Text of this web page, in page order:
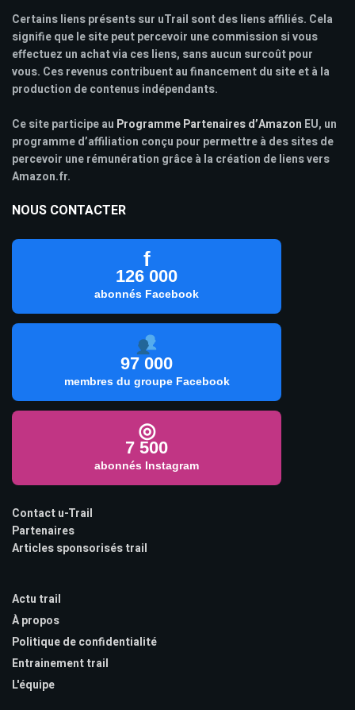
Certains liens présents sur uTrail sont des liens affiliés. Cela
signifie que le site peut percevoir une commission si vous
effectuez un achat via ces liens, sans aucun surcoût pour
vous. Ces revenus contribuent au financement du site et à la
production de contenus indépendants.
Ce site participe au Programme Partenaires d’Amazon EU, un
programme d’affiliation conçu pour permettre à des sites de
percevoir une rémunération grâce à la création de liens vers
Amazon.fr.
NOUS CONTACTER
f
126 000
abonnés Facebook
97 000
membres du groupe Facebook
◎
7 500
abonnés Instagram
Contact u-Trail
Partenaires
Articles sponsorisés trail
Actu trail
À propos
Politique de confidentialité
Entrainement trail
L'équipe